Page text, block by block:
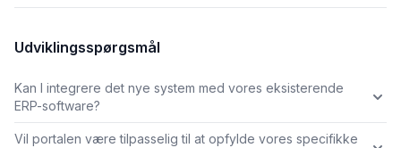
Udviklingsspørgsmål
Kan I integrere det nye system med vores eksisterende
ERP-software?
Vil portalen være tilpasselig til at opfylde vores specifikke